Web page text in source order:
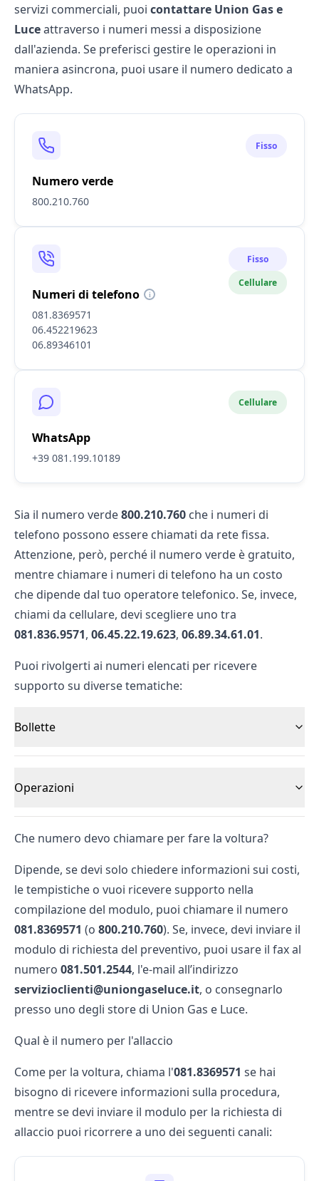
servizi commerciali, puoi contattare Union Gas e
Luceattraverso i numeri messi a disposizione
dall'azienda. Se preferisci gestire le operazioni in
maniera asincrona, puoi usare il numero dedicato a
WhatsApp.
Numero verde
800.210.760
Fisso
Numeri di telefono i
081.8369571
06.452219623
06.89346101
Fisso
Cellulare
WhatsApp
+39 081.199.10189
Cellulare
Sia il numero verde800.210.760 che i numeri di
telefono possono essere chiamati da rete fissa.
Attenzione, però, perché il numero verde è gratuito,
mentre chiamare i numeri di telefono ha un costo
che dipende dal tuo operatore telefonico. Se, invece,
chiami da cellulare, devi scegliere uno tra
081.836.9571, 06.45.22.19.623, 06.89.34.61.01.
Puoi rivolgerti ai numeri elencati per ricevere
supporto su diverse tematiche:
Bollette
Operazioni
Che numero devo chiamare per fare la voltura?
Dipende, se devi solo chiedere informazioni sui costi,
le tempistiche o vuoi ricevere supporto nella
compilazione del modulo, puoi chiamare il numero
081.8369571 (o 800.210.760). Se, invece, devi inviare il
modulo di richiesta del preventivo, puoi usare il fax al
numero 081.501.2544, l'e-mail all’indirizzo
servizioclienti@uniongaseluce.it, o consegnarlo
presso uno degli store di Union Gas e Luce.
Qual è il numero per l'allaccio
Come per la voltura, chiama l'081.8369571 se hai
bisogno di ricevere informazioni sulla procedura,
mentre se devi inviare il modulo per la richiesta di
allaccio puoi ricorrere a uno dei seguenti canali: